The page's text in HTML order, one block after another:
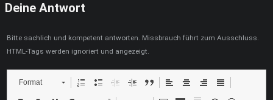
Deine Antwort
Bitte sachlich und kompetent antworten. Missbrauch führt zum Ausschluss.
HTML-Tags werden ignoriert und angezeigt.
Format